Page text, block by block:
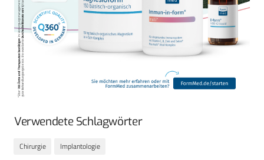
Verwendete Schlagwörter
Chirurgie Implantologie